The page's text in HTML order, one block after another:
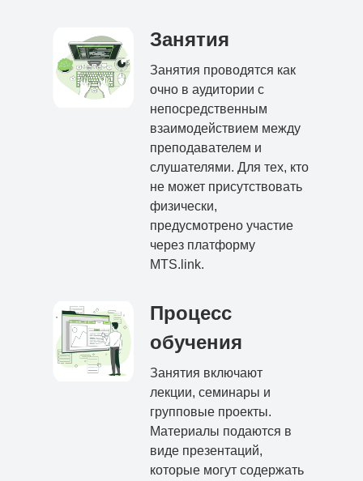
Занятия
Занятия проводятся как
очно в аудитории с
непосредственным
взаимодействием между
преподавателем и
слушателями. Для тех, кто
не может присутствовать
физически,
предусмотрено участие
через платформу
MTS.link.
Процесс
обучения
Занятия включают
лекции, семинары и
групповые проекты.
Материалы подаются в
виде презентаций,
которые могут содержать